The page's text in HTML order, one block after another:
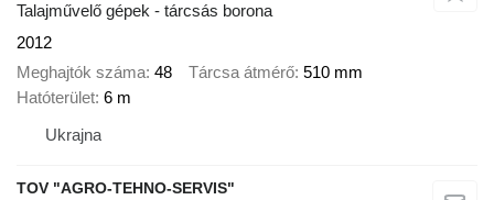
Talajművelő gépek - tárcsás borona
2012
Meghajtók száma 48 Tárcsa átmérő 510 mm
Hatóterület 6 m
Ukrajna
TOV "AGRO-TEHNO-SERVIS"